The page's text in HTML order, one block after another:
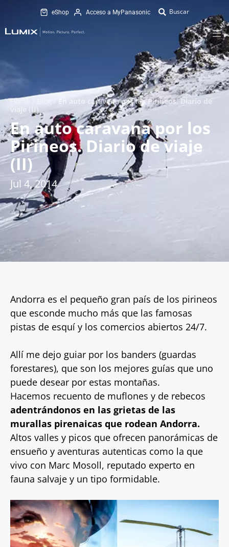
eShop Acceso a MyPanasonic
Home /
En auto caravana por los Pirineos. Diario de
viaje (II)
En auto caravana por los
Pirineos. Diario de viaje
(II)
Jul 4, 2014
Andorra es el pequeño gran país de los pirineos
que esconde mucho más que las famosas
pistas de esquí y los comercios abiertos 24/7.
Allí me dejo guiar por los banders (guardas
forestares), que son los mejores guías que uno
puede desear por estas montañas.
Hacemos recuento de muflones y de rebecos
adentrándonos en las grietas de las
murallas pirenaicas que rodean Andorra.
Altos valles y picos que ofrecen panorámicas de
ensueño y aventuras autenticas como la que
vivo con Marc Mosoll, reputado experto en
fauna salvaje y un tipo formidable.